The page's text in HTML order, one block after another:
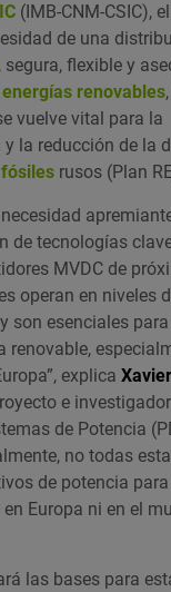
(IMB-CNM-CSIC),
de una
, segura, flexible y
energías renovables
vuelve vital para la
la reducción de la
rusos (Plan
de tecnologías
MVDC de
operan en niveles
son esenciales
renovable,
explica
e
de Potencia
no todas
de potencia
Europa ni en el
las bases para